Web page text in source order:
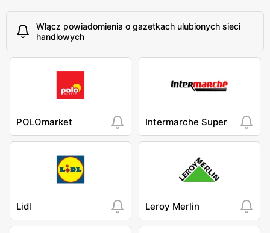
Włącz powiadomienia o gazetkach ulubionych sieci
handlowych
POLOmarket Intermarche Super
Lidl Leroy Merlin